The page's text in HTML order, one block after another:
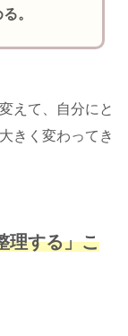
。
えて、自分にと
きく変わってき
理する」こ